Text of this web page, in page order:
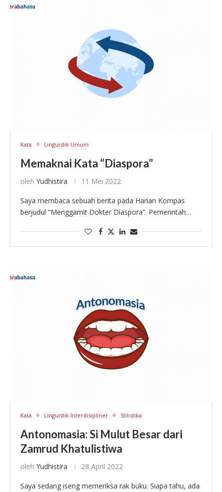
Kata Linguistik Umum
Memaknai Kata “Diaspora”
oleh Yudhistira 11 Mei 2022
Saya membaca sebuah berita pada Harian Kompas
berjudul “Menggamit Dokter Diaspora”. Pemerintah
kesehatan yang menarik, yaitu mengajak dokter
diaspora atau dokter yang menetap dan …
Kata Linguistik Interdisipliner Stilistika
Antonomasia: Si Mulut Besar dari
Zamrud Khatulistiwa
oleh Yudhistira 28 April 2022
Saya sedang iseng memeriksa rak buku. Siapa tahu, ada